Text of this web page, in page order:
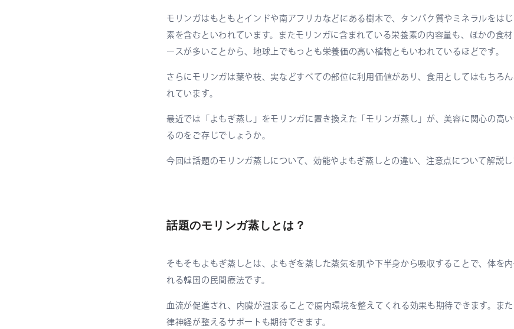
モリンガはもともとインドや南アフリカなどにある樹木で、タンパク質やミネラルをは
素を含むといわれています。またモリンガに含まれている栄養素の内容量も、ほかの食
ースが多いことから、地球上でもっとも栄養価の高い植物ともいわれているほどです。
さらにモリンガは葉や枝、実などすべての部位に利用価値があり、食用としてはもちろ
れています。
最近では「よもぎ蒸し」をモリンガに置き換えた「モリンガ蒸し」が、美容に関心の高
るのをご存じでしょうか。
今回は話題のモリンガ蒸しについて、効能やよもぎ蒸しとの違い、注意点について解説し
話題のモリンガ蒸しとは？
そもそもよもぎ蒸しとは、よもぎを蒸した蒸気を肌や下半身から吸収することで、体を
れる韓国の民間療法です。
血流が促進され、内臓が温まることで腸内環境を整えてくれる効果も期待できます。ま
律神経が整えるサポートも期待できます。